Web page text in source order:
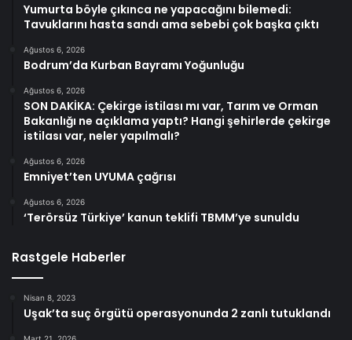
Yumurta böyle çıkınca ne yapacağını bilemedi:
Tavuklarını hasta sandı ama sebebi çok başka çıktı
Ağustos 6, 2026
Bodrum’da Kurban Bayramı Yoğunluğu
Ağustos 6, 2026
SON DAKİKA: Çekirge istilası mı var, Tarım ve Orman
Bakanlığı ne açıklama yaptı? Hangi şehirlerde çekirge
istilası var, neler yapılmalı?
Ağustos 6, 2026
Emniyet’ten UYUMA çağrısı
Ağustos 6, 2026
‘Terörsüz Türkiye’ kanun teklifi TBMM’ye sunuldu
Rastgele Haberler
Nisan 8, 2023
Uşak’ta suç örgütü operasyonunda 2 zanlı tutuklandı